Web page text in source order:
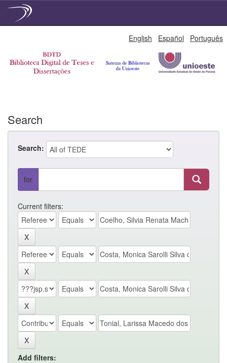
English Español Português
Search
Search:
for
Current filters:
Add filters: